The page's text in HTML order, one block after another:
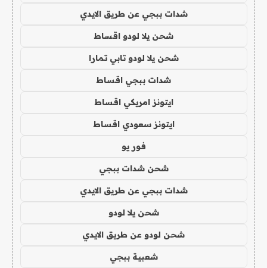
شدات ببجي عن طريق الايدي
شحن يلا لودو اقساط
شحن يلا لودو تابي تمارا
شدات ببجي اقساط
ايتونز امريكي اقساط
ايتونز سعودي اقساط
فور يو
شحن شدات ببجي
شدات ببجي عن طريق الايدي
شحن يلا لودو
شحن لودو عن طريق الايدي
شعبية ببجي